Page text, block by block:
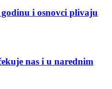
i osnovci plivaju
nas i u narednim